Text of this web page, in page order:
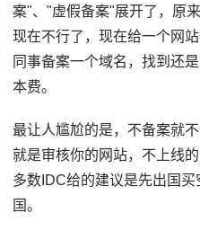
案"、"虚假备案"展开了，原
现在不行了，现在给一个网
同事备案一个域名，找到还
本费。
最让人尴尬的是，不备案就
就是审核你的网站，不上线
多数IDC给的建议是先出国
国。